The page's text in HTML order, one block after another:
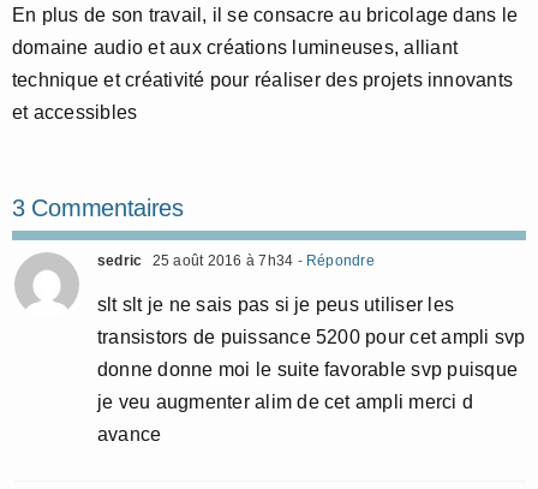
En plus de son travail, il se consacre au bricolage dans le
domaine audio et aux créations lumineuses, alliant
technique et créativité pour réaliser des projets innovants
et accessibles
3 Commentaires
sedric 25 août 2016 à 7h34 - Répondre
slt slt je ne sais pas si je peus utiliser les
transistors de puissance 5200 pour cet ampli svp
donne donne moi le suite favorable svp puisque
je veu augmenter alim de cet ampli merci d
avance